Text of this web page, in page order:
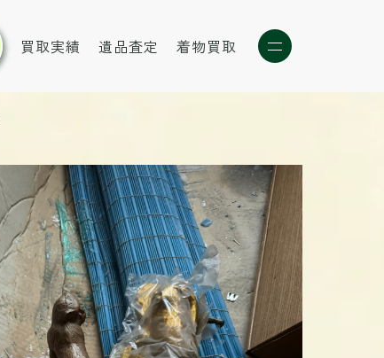
買取実績 遺品査定 着物買取